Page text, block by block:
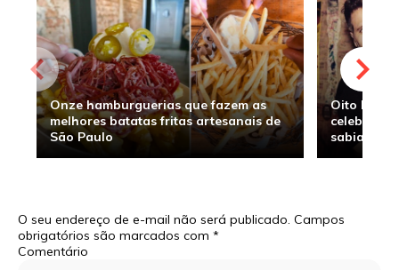
Onze hamburguerias que fazem as
melhores batatas fritas artesanais de
São Paulo
Oito
sabia
O seu endereço de e-mail não será publicado. Campos
obrigatórios são marcados com *
Comentário